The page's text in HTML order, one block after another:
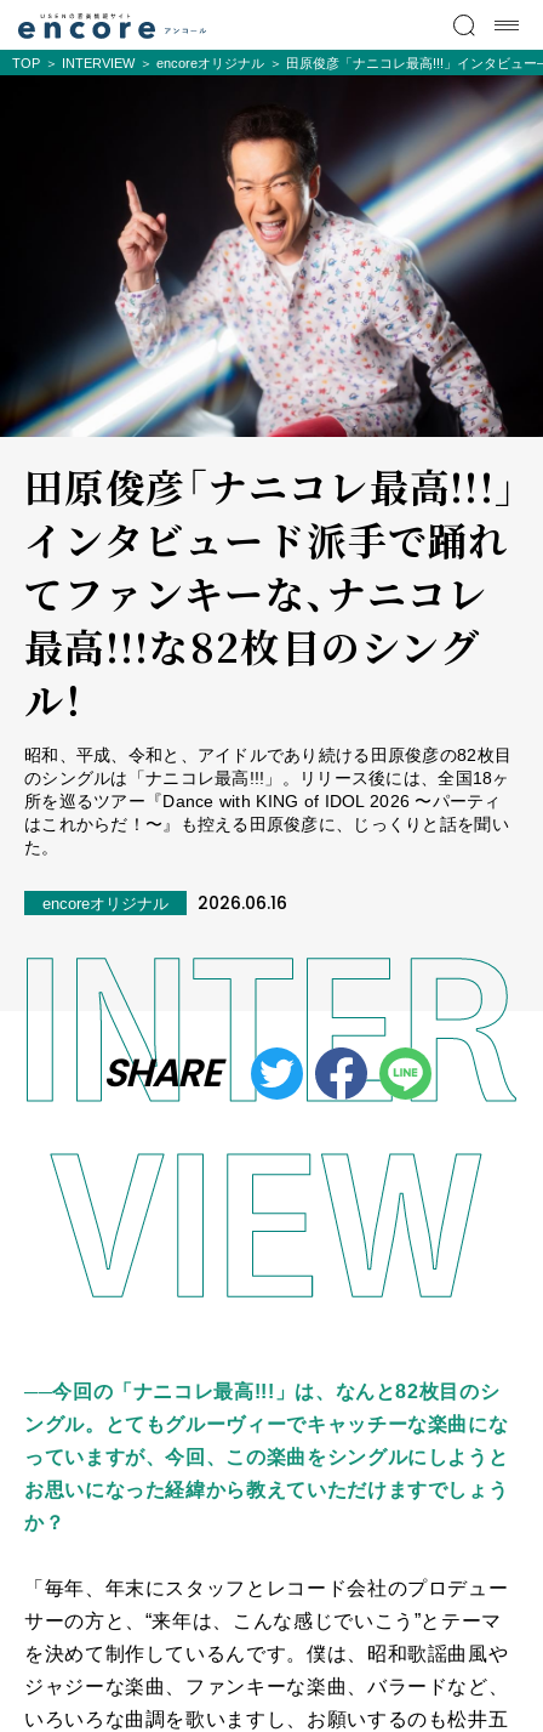
TOP INTERVIEW encoreオリジナル 田原俊彦「ナニコレ最高!!!」インタビュ
田原俊彦「ナニコレ最高!!!」
インタビュー――ド派手で踊れ
てファンキーな、ナニコレ
最高!!!な82枚目のシング
ル！
昭和、平成、令和と、アイドルであり続ける田原俊彦の82枚目
のシングルは「ナニコレ最高!!!」。リリース後には、全国18ヶ
所を巡るツアー『Dance with KING of IDOL 2026 〜パーティ
はこれからだ！〜』も控える田原俊彦に、じっくりと話を聞い
た。
encoreオリジナル 2026.06.16
SHARE
──今回の「ナニコレ最高!!!」は、なんと82枚目のシ
ングル。とてもグルーヴィーでキャッチーな楽曲にな
っていますが、今回、この楽曲をシングルにしようと
お思いになった経緯から教えていただけますでしょう
か？
「毎年、年末にスタッフとレコード会社のプロデュー
サーの方と、“来年は、こんな感じでいこう”とテーマ
を決めて制作しているんです。僕は、昭和歌謡曲風や
ジャジーな楽曲、ファンキーな楽曲、バラードなど、
いろいろな曲調を歌いますし、お願いするのも松井五